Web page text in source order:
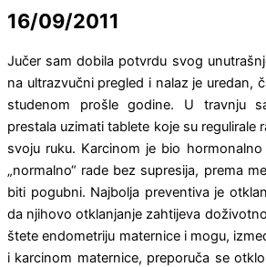
16/09/2011
Jučer sam dobila potvrdu svog
na ultrazvučni pregled i nalaz je uredan,
studenom prošle godine. U travnju
prestala uzimati tablete koje su regulirale
svoju ruku. Karcinom je bio
„normalno“ rade bez supresija, prema
biti pogubni. Najbolja preventiva je
da njihovo otklanjanje zahtijeva
štete endometriju maternice i mogu,
i karcinom maternice, preporuča se